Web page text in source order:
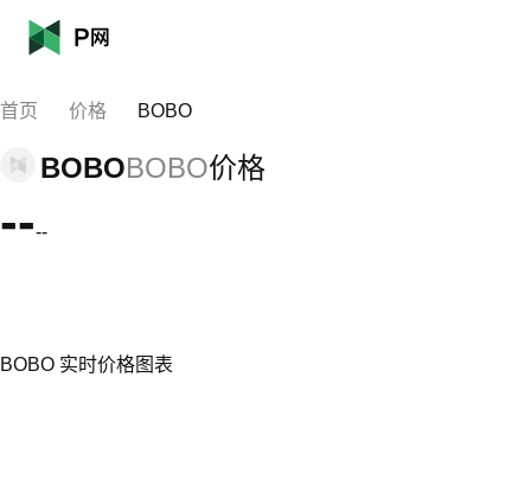
首页 价格 BOBO
BOBOBOBO价格
----
BOBO 实时价格图表